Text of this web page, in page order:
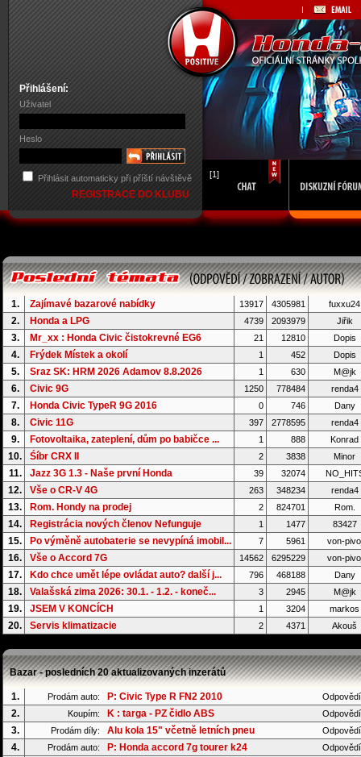
Přihlášení:
Uživatel
Heslo
Přihlásit automaticky při příští návštěvě
REGISTRACE DO KLUBU
[1]
1. Zajímavé bazarové nabídky 13917 4305981 fuxxu24
2. Honda a LPG 4739 2093979 Jiřik
3. Mr_xx : Honda Civic čistokrevné EG6 21 12810 Dopis
4. Frýdek Místek a okolí 1 452 Dopis
5. Sraz SK: HRM 2026 Adamov 8.8.2026 1 630 M@jk
6. Civic 9G 1250 778484 renda4
7. Honda Civic TypeR 9G 2016 0 746 Dany
8. Civic 11G 397 2778595 renda4
9. Fotovoltaika, zateplení, dům po babičce ... 1 888 Konrad
10. Śíbr CRX II 2 3838 Minor
11. Jazz 3G 1.3 - Naše první Honda 39 32074
12. Vše o CR-V 4G 263 348234 renda4
13. Rom. Hondy na prodej 2 824701 Rom.
14. Registrácia nových členov Nefunguje 1 1477 83427
15. Po výměně autobaterie se nevypíná imobil... 7 5961 von-
16. Vše o Accord 7G 14562 6295229 von-
17. Kdo chce umět lépe ovládat auto? další j... 796 468188 Dany
18. Valašská zima 2026: 30.1. - 1.2. - koneč... 3 2945 M@jk
19. JSEM V KONCÍCH 1 3204 markos
20. Servis klimatizacie 2 4371 Akouš
Bazar - posledních 20 aktualizovaných inzerátů
1. Prodám auto: P: Civic Type R FN2 2010
2. Koupím: K : targa - PZ čidlo ABS
3. Prodám díly: Alu kola 15" včetně letních pneu
4. Prodám auto: P: Honda accord 7g tourer k24